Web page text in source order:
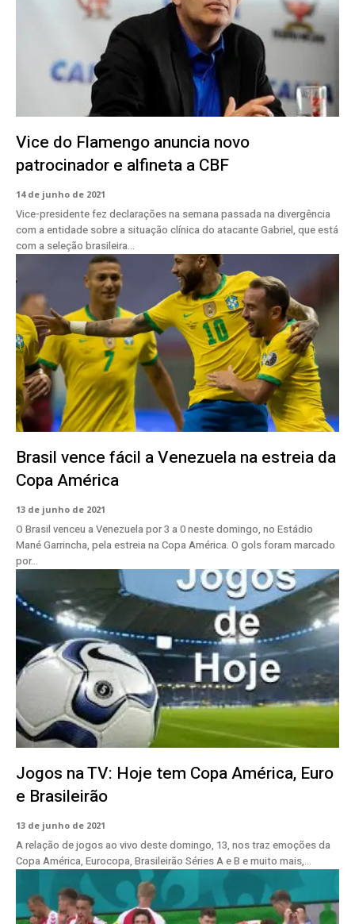
Vice do Flamengo anuncia novo
patrocinador e alfineta a CBF
14 de junho de 2021
Vice-presidente fez declarações na semana passada na divergência
com a entidade sobre a situação clínica do atacante Gabriel, que está
com a seleção brasileira...
Brasil vence fácil a Venezuela na estreia da
Copa América
13 de junho de 2021
O Brasil venceu a Venezuela por 3 a 0 neste domingo, no Estádio
Mané Garrincha, pela estreia na Copa América. O gols foram marcado
por...
Jogos na TV: Hoje tem Copa América, Euro
e Brasileirão
13 de junho de 2021
A relação de jogos ao vivo deste domingo, 13, nos traz emoções da
Copa América, Eurocopa, Brasileirão Séries A e B e muito mais,...